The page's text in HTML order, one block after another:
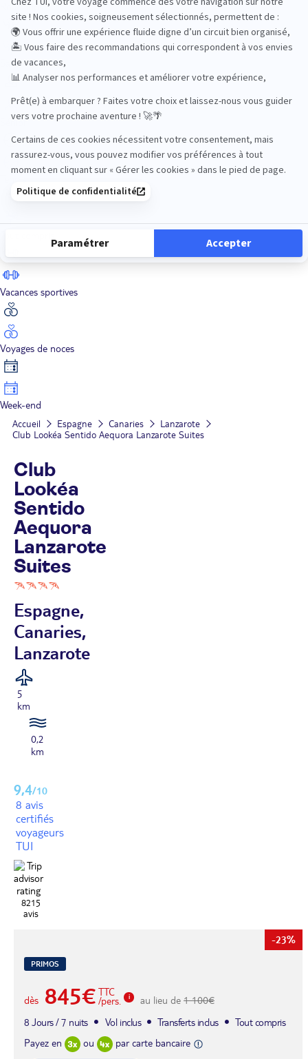
Road Trips
Safari
Sénior
Vacances sportives
Voyages de noces
Week-end
Accueil Espagne Canaries
Lanzarote
Club Lookéa Sentido Aequora Lanzarote Suites
Club
Lookéa
Sentido
Aequora
Lanzarote
Suites
Espagne,
Canaries,
Lanzarote
5
km
0,2
km
9,4/10
8 avis
certifiés
voyageurs
TUI
8215
avis
-23%
PRIMOS
dès 845€ TTC
/pers. au lieu de 1 100€
8 Jours / 7 nuits
Vol inclus Transferts inclus
Tout compris
Payez en
ou par carte bancaire